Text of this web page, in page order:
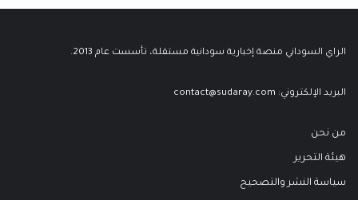
الراي السوداني منصة إخبارية سودانية مستقلة، تأسست عام 2013.
البريد الإلكتروني: contact@sudaray.com
من نحن
هيئة التحرير
سياسة النشر والتصحيح